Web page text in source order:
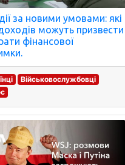
за новими умовами: які
можуть призвести
фінансової
Військовослужбовці